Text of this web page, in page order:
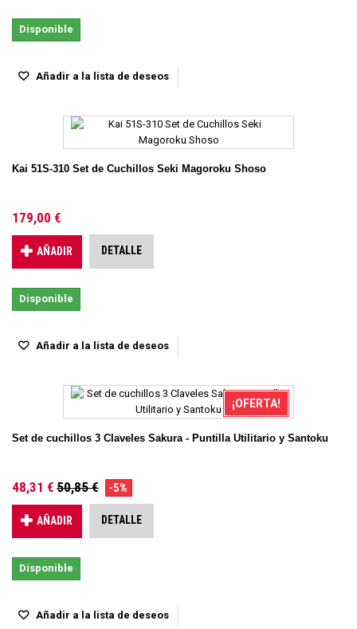
Disponible
Añadir a la lista de deseos
Kai 51S-310 Set de Cuchillos Seki Magoroku Shoso
179,00 €
AÑADIR DETALLE
Disponible
Añadir a la lista de deseos
¡OFERTA!
Set de cuchillos 3 Claveles Sakura - Puntilla Utilitario y Santoku
48,31 € 50,85 € -5%
AÑADIR DETALLE
Disponible
Añadir a la lista de deseos